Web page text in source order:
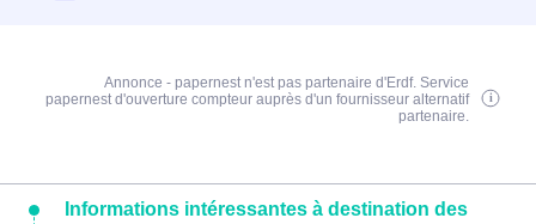
Annonce - papernest n'est pas partenaire d'Erdf. Service
papernest d'ouverture compteur auprès d'un fournisseur alternatif
partenaire.
Informations intéressantes à destination des